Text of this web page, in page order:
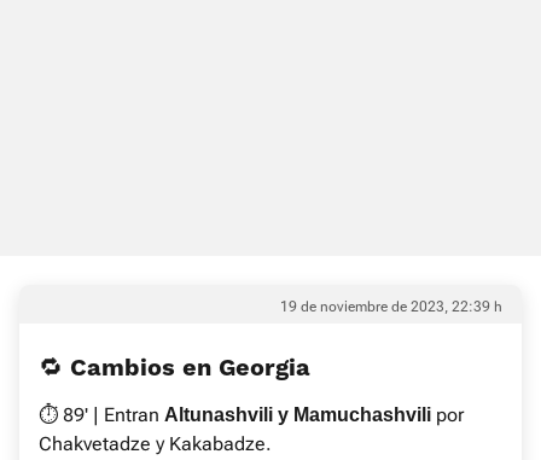
19 de noviembre de 2023, 22:39 h
🔁 Cambios en Georgia
⏱ 89' | Entran Altunashvili y Mamuchashvili por
Chakvetadze y Kakabadze.